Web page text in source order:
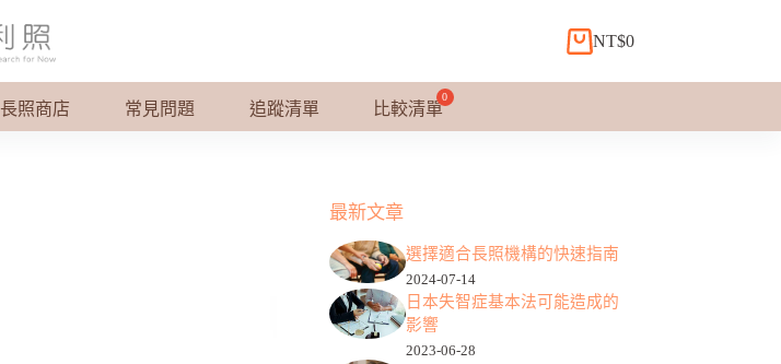
購
物
NT$0
長照商店 常見問題 追蹤清單 比較清單
最新文章
選擇適合長照機構的快速指南
2024-07-14
日本失智症基本法可能造成的
影響
2023-06-28